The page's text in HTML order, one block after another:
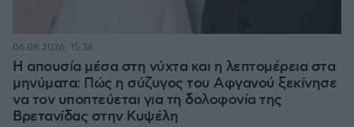
Η απουσία μέσα στη νύχτα και η λεπτομέρεια στα
μηνύματα: Πώς η σύζυγος του Αφγανού ξεκίνησε
να τον υποπτεύεται για τη δολοφονία της
Βρετανίδας στην Κυψέλη
06.08.2026, 15:36